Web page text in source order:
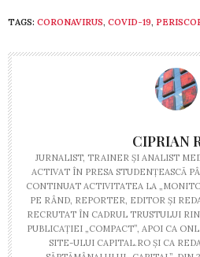
TAGS: CORONAVIRUS, COVID-19,
CIPRIAN
JURNALIST, TRAINER ŞI ANALIST
ACTIVAT ÎN PRESA STUDENŢEASCĂ
CONTINUAT ACTIVITATEA LA
PE RÂND, REPORTER, EDITOR ŞI
RECRUTAT ÎN CADRUL TRUSTULUI
PUBLICAŢIEI „COMPACT”, APOI CA
SITE-ULUI CAPITAL.RO ŞI CA